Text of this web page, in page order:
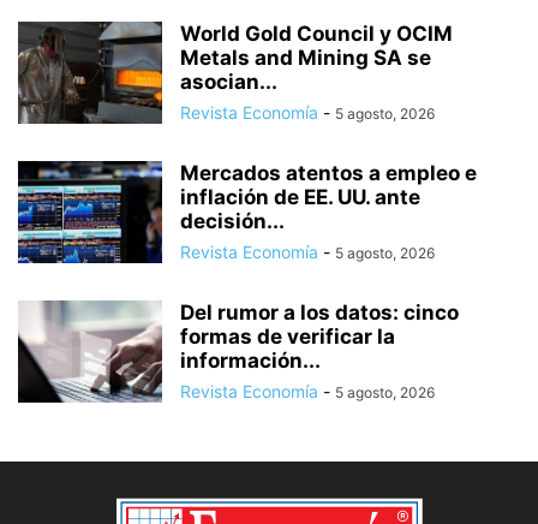
World Gold Council y OCIM
Metals and Mining SA se
asocian...
Revista Economía - 5 agosto, 2026
Mercados atentos a empleo e
inflación de EE. UU. ante
decisión...
Revista Economía - 5 agosto, 2026
Del rumor a los datos: cinco
formas de verificar la
información...
Revista Economía - 5 agosto, 2026